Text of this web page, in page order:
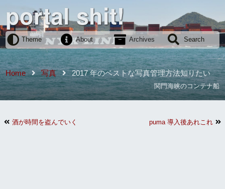
portal shit!
Theme About Archives Search
Home 写真 2017 年のベストな写真管理方法知りたい
関門海峡のコンテナ船
酒が時間を盗んでいく puma 導入後あれこれ